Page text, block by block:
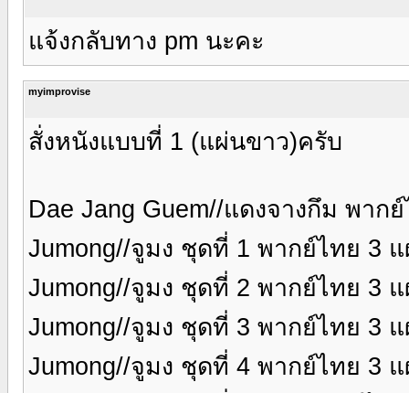
แจ้งกลับทาง pm นะคะ
myimprovise
สั่งหนังแบบที่ 1 (แผ่นขาว)ครับ
Dae Jang Guem//แดงจางกึม พาก
Jumong//จูมง ชุดที่ 1 พากย์ไทย 3
Jumong//จูมง ชุดที่ 2 พากย์ไทย 3
Jumong//จูมง ชุดที่ 3 พากย์ไทย 3
Jumong//จูมง ชุดที่ 4 พากย์ไทย 3